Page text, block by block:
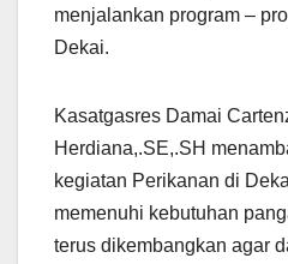
menjalankan program –
Dekai.
Kasatgasres Damai
Herdiana,.SE,.SH
kegiatan Perikanan di
memenuhi kebutuhan
terus dikembangkan agar